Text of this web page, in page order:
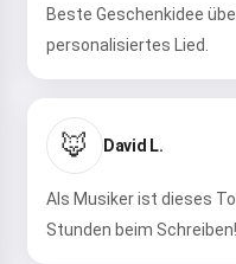
Beste Geschenkidee
personalisiertes Lied.
🦊 David L.
Als Musiker ist dieses
Stunden beim Schreiben!